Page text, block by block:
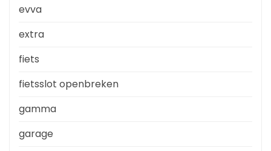
evva
extra
fiets
fietsslot openbreken
gamma
garage